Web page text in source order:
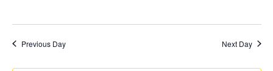
Previous Day Next Day